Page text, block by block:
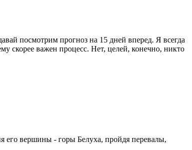
посмотрим прогноз на 15 дней вперед. Я всегда
скорее важен процесс. Нет, целей, конечно, никто
его вершины - горы Белуха, пройдя перевалы,